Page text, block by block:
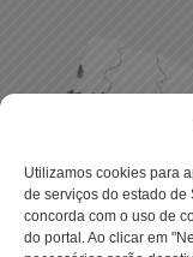
Utilizamos cookies para
de serviços do estado de
concorda com o uso de
do portal. Ao clicar em